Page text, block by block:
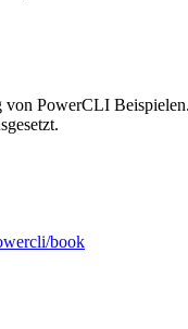
PowerCLI
book